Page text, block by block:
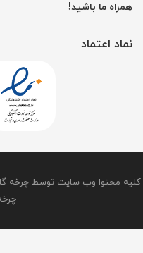
همراه ما باشید!
نماد اعتماد
کلیه محتوا وب سایت توسط چرخه
چرخه